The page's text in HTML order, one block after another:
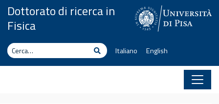
Vai al contenuto
Dottorato di ricerca in
Fisica
Cerca CercaItaliano English